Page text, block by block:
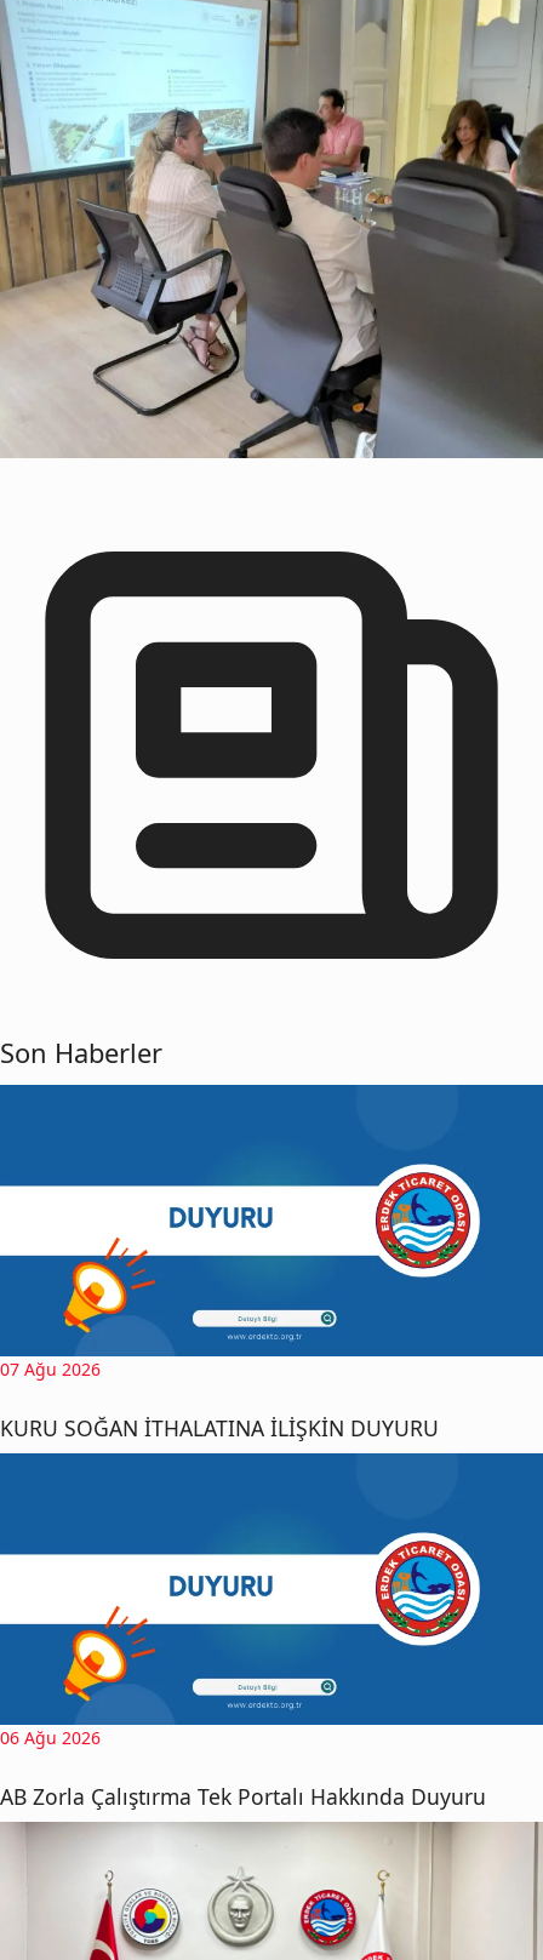
Son Haberler
07 Ağu 2026
KURU SOĞAN İTHALATINA İLİŞKİN DUYURU
06 Ağu 2026
AB Zorla Çalıştırma Tek Portalı Hakkında Duyuru